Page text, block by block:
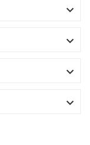



